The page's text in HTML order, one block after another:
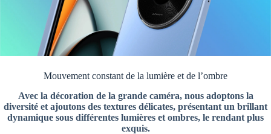
Mouvement constant de la lumière et de l’ombre
Avec la décoration de la grande caméra, nous adoptons la
diversité et ajoutons des textures délicates, présentant un brillant
dynamique sous différentes lumières et ombres, le rendant plus
exquis.